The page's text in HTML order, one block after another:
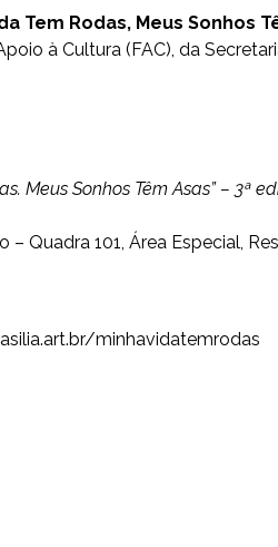
Tem Rodas, Meus Sonhos
à Cultura (FAC), da
Meus Sonhos Têm Asas” – 3ª
Quadra 101, Área Especial,
art.br/minhavidatemrodas